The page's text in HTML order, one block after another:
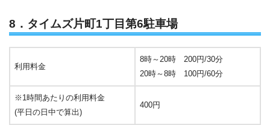
8．タイムズ片町1丁目第6駐車場
利用料金
8時～20時 200円/30分
20時～8時 100円/60分
※1時間あたりの利用料金
(平日の日中で算出)
400円